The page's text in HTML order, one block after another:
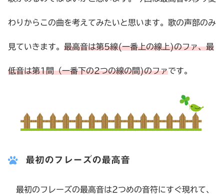
わりからこの曲を考えてみたいと思います。歌の声部のみ
見ていきます。 最高音は第5線(一番上の線上)のファ、最
低音は第1間（一番下の2つの線の間)のファです。
最初のフレーズの最高音
最初のフレーズの最高音は2つめの音符にすぐ現れて、